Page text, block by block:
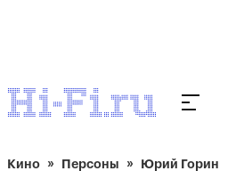
Кино Персоны Юрий Горин